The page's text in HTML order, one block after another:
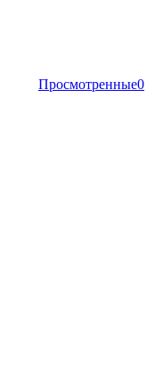
Просмотренные0